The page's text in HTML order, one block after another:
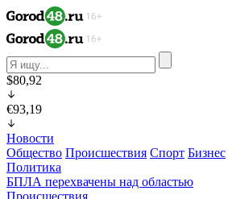
$80,92
€93,19
Новости
Общество Происшествия Спорт Бизнес
Политика
БПЛА перехвачены над областью
Происшествия